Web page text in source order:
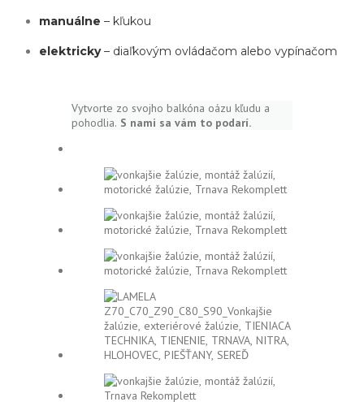
manuálne – kľukou
elektricky– diaľkovým ovládačom alebo vypínačom
Vytvorte zo svojho balkóna oázu kľudu a
pohodlia. S nami sa vám to podarí.